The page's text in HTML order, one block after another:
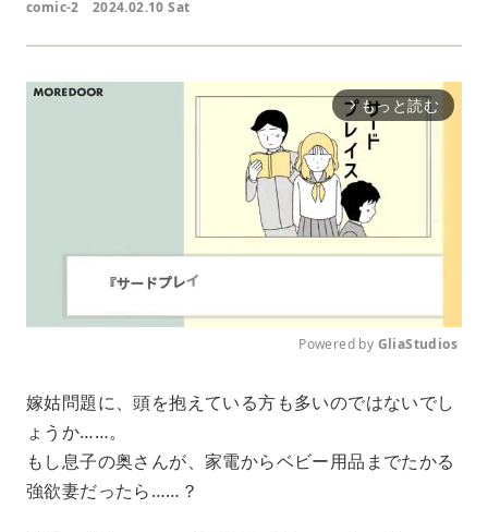
comic-2 2024.02.10 Sat
arrow_forward_ios もっと読む
u
e
Powered by GliaStudios
嫁姑問題に、頭を抱えている方も多いのではないでし
ょうか……。
もし息子の奥さんが、家電からベビー用品までたかる
強欲妻だったら……？